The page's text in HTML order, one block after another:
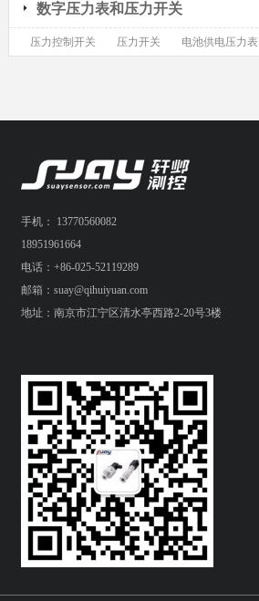
数字压力表和压力开关
压力控制开关 压力开关 电池供电压力表
手机： 13770560082
18951961664
电话：+86-025-52119289
邮箱：suay@qihuiyuan.com
地址：南京市江宁区清水亭西路2-20号3楼